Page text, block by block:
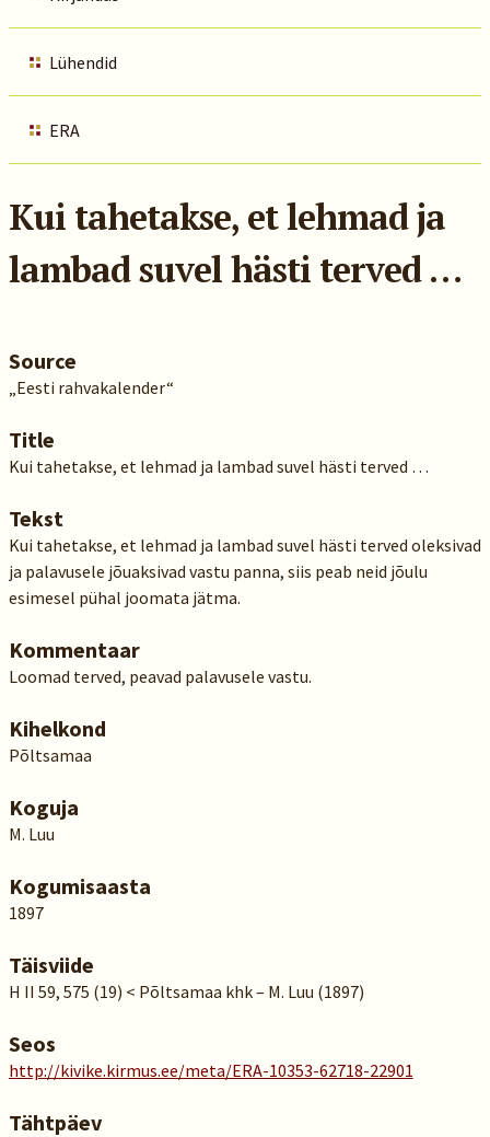
Lühendid
ERA
Kui tahetakse, et lehmad ja
lambad suvel hästi terved …
Source
„Eesti rahvakalender“
Title
Kui tahetakse, et lehmad ja lambad suvel hästi terved …
Tekst
Kui tahetakse, et lehmad ja lambad suvel hästi terved oleksivad
ja palavusele jõuaksivad vastu panna, siis peab neid jõulu
esimesel pühal joomata jätma.
Kommentaar
Loomad terved, peavad palavusele vastu.
Kihelkond
Põltsamaa
Koguja
M. Luu
Kogumisaasta
1897
Täisviide
H II 59, 575 (19) < Põltsamaa khk – M. Luu (1897)
Seos
http://kivike.kirmus.ee/meta/ERA-10353-62718-22901
Tähtpäev